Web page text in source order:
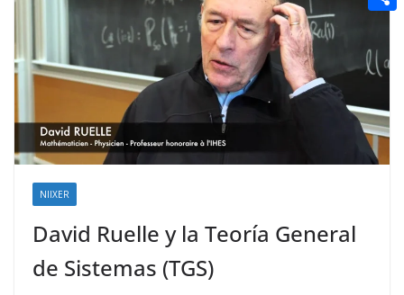
NIIXER
David Ruelle y la Teoría General
de Sistemas (TGS)
n
e
r
rr
s
t
a
l
d
d
i
t
o
m
p
a
r